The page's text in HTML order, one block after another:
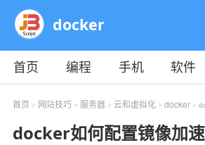
docker
首页 编程 手机 软件
教程
平面 服务器
首页 > 网站技巧 > 服务器> 云和虚拟化> docker>
docker如何配置镜像加